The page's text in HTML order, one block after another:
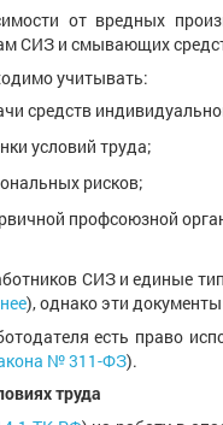
от вредных
СИЗ и смывающих
учитывать:
средств
условий труда;
рисков;
профсоюзной
СИЗ и единые
), однако эти
есть право
№ 311-ФЗ).
труда